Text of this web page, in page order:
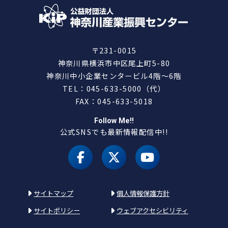
〒231-0015
神奈川県横浜市中区尾上町5-80
神奈川中小企業センタービル4階～6階
TEL：045-633-5000（代）
FAX：045-633-5018
Follow Me!!
公式SNSでも最新情報配信中!!
facebookX（旧 twitter）
youtube
サイトマップ
個人情報保護方針
サイトポリシー
ウェブアクセシビリティ